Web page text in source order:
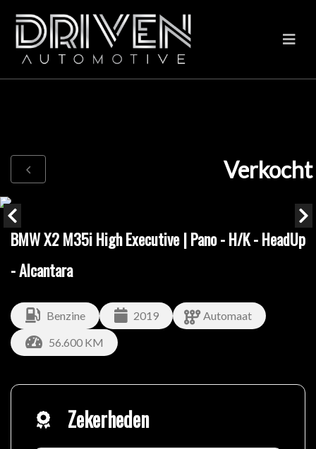
Verkocht
BMW X2 M35i High Executive | Pano - H/K - HeadUp
- Alcantara
Benzine 2019
Automaat
56.600 KM
Zekerheden